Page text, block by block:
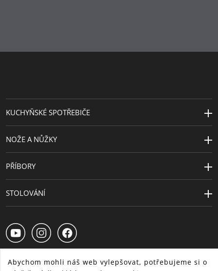
KUCHYŇSKÉ SPOTŘEBIČE
NOŽE A NŮŽKY
PŘÍBORY
STOLOVÁNÍ
Abychom mohli náš web vylepšovat, potřebujeme si o